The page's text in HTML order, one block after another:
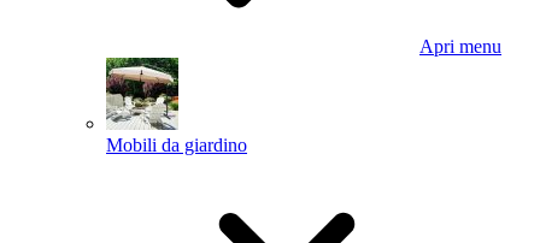
Apri menu
Mobili da giardino